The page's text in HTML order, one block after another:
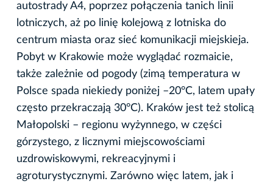
autostrady A4, poprzez połączenia tanich linii
lotniczych, aż po linię kolejową z lotniska do
centrum miasta oraz sieć komunikacji miejskieja.
Pobyt w Krakowie może wyglądać rozmaicie,
także zależnie od pogody (zimą temperatura w
Polsce spada niekiedy poniżej –20°C, latem upały
często przekraczają 30°C). Kraków jest też stolicą
Małopolski – regionu wyżynnego, w części
górzystego, z licznymi miejscowościami
uzdrowiskowymi, rekreacyjnymi i
agroturystycznymi. Zarówno więc latem, jak i